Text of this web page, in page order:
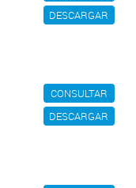
DESCARGAR
CONSULTAR
DESCARGAR